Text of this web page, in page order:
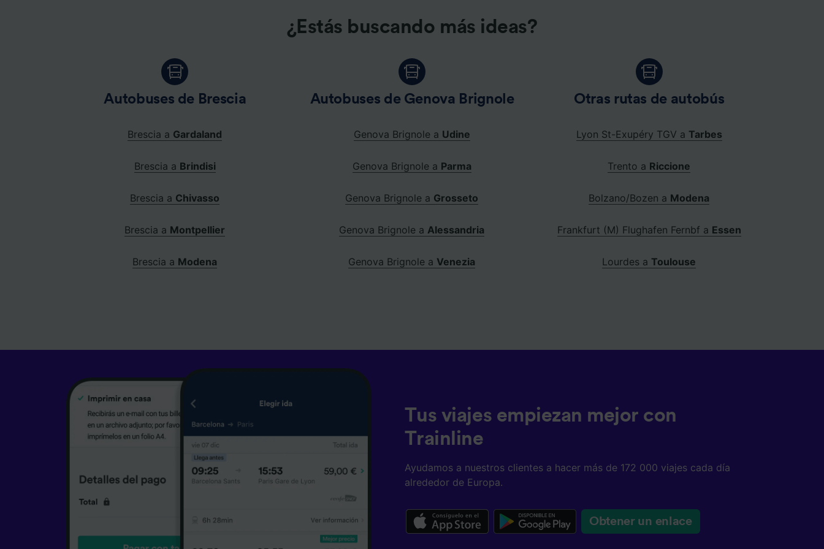
¿Estás buscando más ideas?
Autobuses de Brescia
Brescia a Gardaland
Brescia a Brindisi
Brescia a Chivasso
Brescia a Montpellier
Brescia a Modena
Autobuses de Genova Brignole
Genova Brignole a Udine
Genova Brignole a Parma
Genova Brignole a Grosseto
Genova Brignole aAlessandria
Genova Brignole a Venezia
Otras rutas de autobús
Lyon St-Exupéry TGV a Tarbes
Trento a Riccione
Bolzano/Bozen a Modena
Frankfurt (M) Flughafen Fernbf a Essen
Lourdes a Toulouse
Tus viajes empiezan mejor con
Trainline
Ayudamos a nuestros clientes a hacer más de 172 000 viajes cada día
alrededor de Europa.
Obtener un enlace